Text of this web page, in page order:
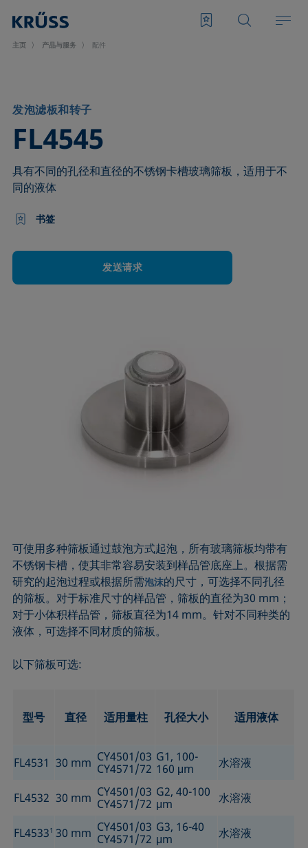
主页 产品与服务 配件
发泡滤板和转子
FL4545
–
具有不同的孔径和直径的不锈钢卡槽玻璃筛板，适用于不
同的液体
书签
发送请求
可使用多种筛板通过鼓泡方式起泡，所有玻璃筛板均带有
不锈钢卡槽，使其非常容易安装到样品管底座上。根据需
研究的起泡过程或根据所需泡沫的尺寸，可选择不同孔径
的筛板。对于标准尺寸的样品管，筛板的直径为30 mm；
对于小体积样品管，筛板直径为14 mm。针对不同种类的
液体，可选择不同材质的筛板。
以下筛板可选:
型号 直径 适用量柱 孔径大小 适用液体
FL4531 30 mm CY4501/03
CY4571/72
G1, 100-
160 μm
水溶液
FL4532 30 mm CY4501/03
CY4571/72
G2, 40-100
μm
水溶液
FL45331 30 mm CY4501/03
CY4571/72
G3, 16-40
μm
水溶液